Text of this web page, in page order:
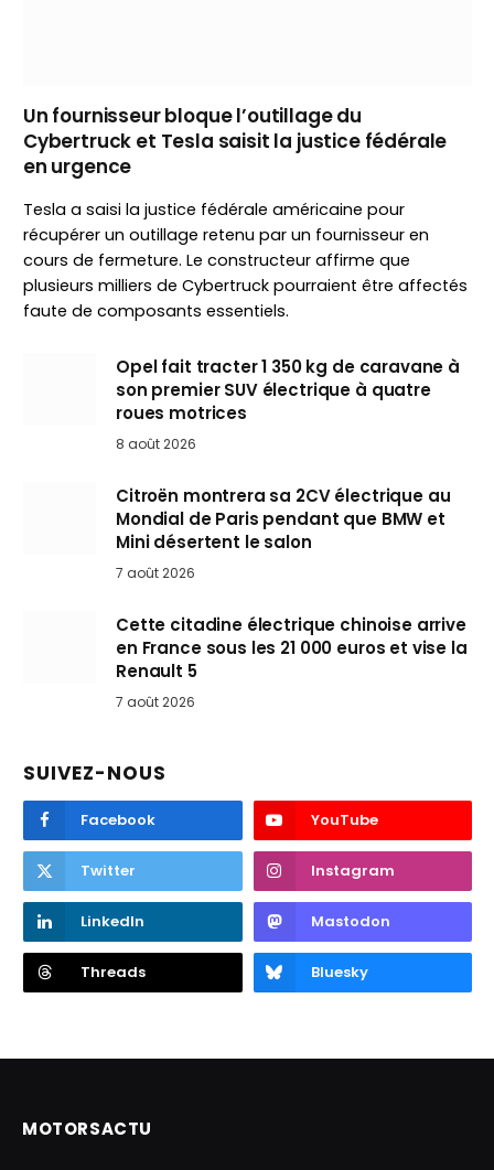
Un fournisseur bloque l’outillage du
Cybertruck et Tesla saisit la justice fédérale
en urgence
Tesla a saisi la justice fédérale américaine pour
récupérer un outillage retenu par un fournisseur en
cours de fermeture. Le constructeur affirme que
plusieurs milliers de Cybertruck pourraient être affectés
faute de composants essentiels.
Opel fait tracter 1 350 kg de caravane à
son premier SUV électrique à quatre
roues motrices
8 août 2026
Citroën montrera sa 2CV électrique au
Mondial de Paris pendant que BMW et
Mini désertent le salon
7 août 2026
Cette citadine électrique chinoise arrive
en France sous les 21 000 euros et vise la
Renault 5
7 août 2026
SUIVEZ-NOUS
Facebook YouTube
Twitter Instagram
LinkedIn Mastodon
Threads Bluesky
MOTORSACTU